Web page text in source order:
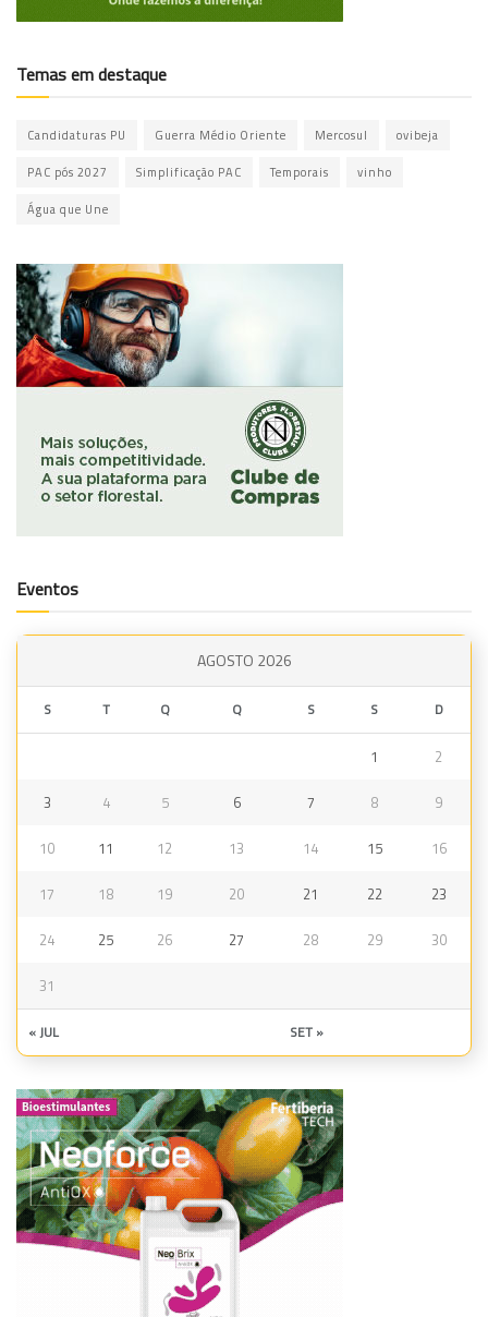
Temas em destaque
Candidaturas PU Guerra Médio Oriente Mercosul ovibeja
PAC pós 2027 Simplificação PAC Temporais vinho
Água que Une
Eventos
AGOSTO 2026
S T Q Q S S D
1 2
3 4 5 6 7 8 9
10 11 12 13 14 15 16
17 18 19 20 21 22 23
24 25 26 27 28 29 30
31
« JUL SET »